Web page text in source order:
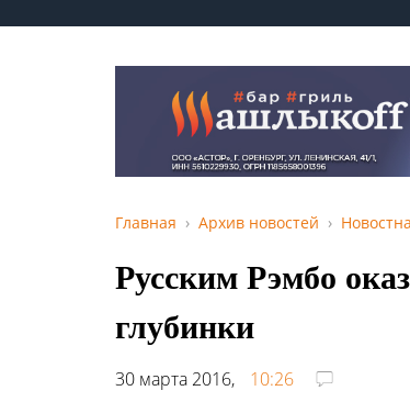
Главная Архив новостей
Русским Рэмбо
глубинки
30 марта 2016,
10:26